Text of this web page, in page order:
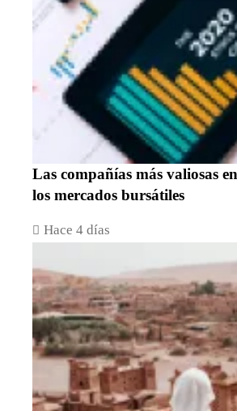
Las compañías más valiosas
los mercados bursátiles
Hace 4 días